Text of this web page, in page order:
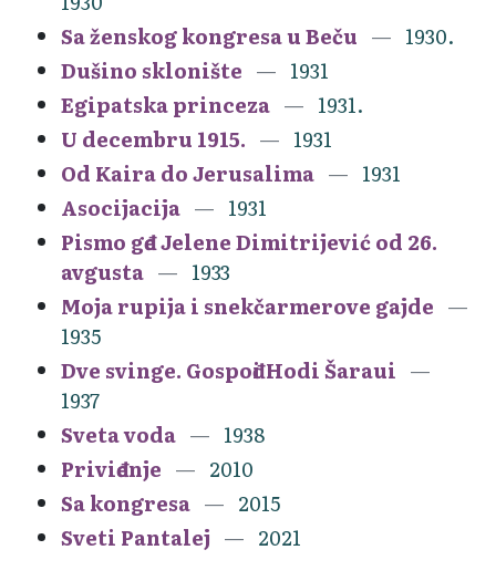
Sa ženskog kongresa u Beču
1930.
Dušino sklonište
1931
Egipatska princeza
1931.
U decembru 1915.
1931
Od Kaira do Jerusalima
1931
Asocijacija
1931
Pismo gđe Jelene Dimitrijević od 26.
avgusta
1933
Moja rupija i snekčarmerove gajde
1935
Dve svinge. Gospođi Hodi Šaraui
1937
Sveta voda
1938
Priviđenje
2010
Sa kongresa
2015
Sveti Pantalej
2021